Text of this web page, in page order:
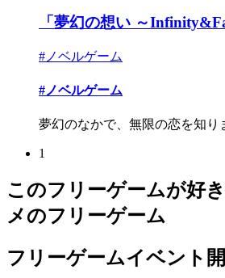
「夢幻の想い ～
#ノベルゲーム
#ノベルゲーム
夢幻のなかで、無限の恋を知り
1
このフリーゲームが好
メのフリーゲーム
フリーゲームイベント開